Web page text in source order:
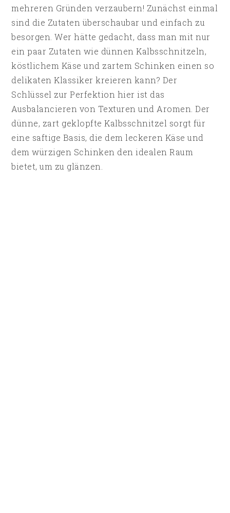
mehreren Gründen verzaubern! Zunächst einmal
sind die Zutaten überschaubar und einfach zu
besorgen. Wer hätte gedacht, dass man mit nur
ein paar Zutaten wie dünnen Kalbsschnitzeln,
köstlichem Käse und zartem Schinken einen so
delikaten Klassiker kreieren kann? Der
Schlüssel zur Perfektion hier ist das
Ausbalancieren von Texturen und Aromen. Der
dünne, zart geklopfte Kalbsschnitzel sorgt für
eine saftige Basis, die dem leckeren Käse und
dem würzigen Schinken den idealen Raum
bietet, um zu glänzen.